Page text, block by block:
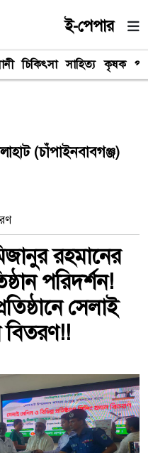
ই-পেপার
চিকিৎসা সাহিত্য কৃষক
(চাঁপাইনবাবগঞ্জ)
রহমানের
পরিদর্শন!
সেলাই
বিতরণ!!